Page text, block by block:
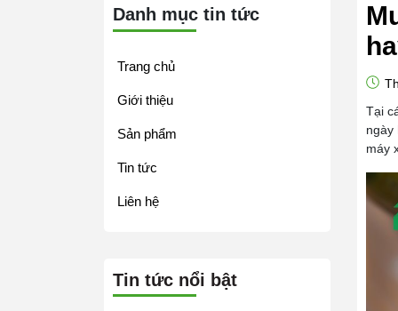
Tại
ngày
máy
Danh mục tin tức
Trang chủ
Giới thiệu
Sản phẩm
Tin tức
Liên hệ
Tin tức nổi bật